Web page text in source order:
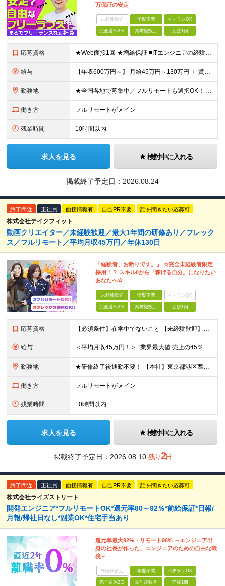
万保証の安定」
未経験歓迎 学歴不問 ベテランOK
完全週休2日 賞与複数月 面接1回
応募資格 ★Web面接1回 ★増給保証 ■ITエンジニアの経験をお持ちの方（1年以上）※言語や担当フェーズは不問 ■学歴不問 ※ブランクのある方も歓迎！転職回数も問いません 【全国で活躍するエンジニアの定着
給与 【年収600万円～】 月給45万円～130万円 ＋ 賞与年2回（108万円～） ＋ 高還元（単価の80％～92％） ※残業代は1分単位で100％全額支給。サービス残業などは一切ありません ※試用期間6
勤務地 ★全国各地で募集中／フルリモートも選択OK！ ご自宅から通いやすい「全国のプロジェクト先」または「フルリモート・リモート」での勤務となります。 ※リモート実施率：96％ ※フルリモート勤務：多数実績
働き方 フルリモートがメイン
残業時間 10時間以内
求人を見る 検討中に入れる
掲載終了予定日： 2026.08.24
終了間近 正社員 面接情報有 自己PR不要 話を聞きたい応募可
株式会社テイクフィット
動画クリエイター／未経験歓迎／最大1年間の研修あり／フレック
ス／フルリモート／平均月収45万円／年休130日
「経験者、お断りです。」 ☆完全未経験者限定
採用！？ スキル0から「稼げる自分」になりたい
あなたへ☆
未経験歓迎 学歴不問 ベテランOK
完全週休2日 賞与複数月 面接1回
応募資格 【必須条件】在学中でないこと 【未経験歓迎】学歴不問／職種未経験／業種未経験／第二新卒／ブランクOK ★未経験歓迎 ★第二新卒歓迎 ★異業種からの入社メンバー95％以上 ★学歴・経験不問 ★主夫・主
給与 ＜平均月収45万円！＞ ”業界最大値”売上の45％以上をそのまま支給。 ■研修期間後 月給25万円～75万円＋各種インセンティブ □研修期間 月給23.5万円＋PRインセンティブ（売上の45％還元
勤務地 ★研修終了後通勤不要！ 【本社】東京都港区西麻布1-2-14デュオ・スカーラ西麻布タワーウエスト 602号室 【品川支社】東京都品川区西五反田5-23-3BLOCKS目黒不動前3階 【大阪支社】大阪
働き方 フルリモートがメイン
残業時間 10時間以内
求人を見る 検討中に入れる
掲載終了予定日： 2026.08.10 残り2日
終了間近 正社員 面接情報有 自己PR不要 話を聞きたい応募可
株式会社ライズストリート
開発エンジニア*フルリモートOK*還元率80～92％*前給保証*日報/
月報/帰社日なし*副業OK*住宅手当あり
還元率最大92%・リモート96% ～エンジニア出
身の社長が作った、エンジニアのための自由な環
境～
未経験歓迎 学歴不問 ベテランOK
完全週休2日 賞与複数月 面接1回